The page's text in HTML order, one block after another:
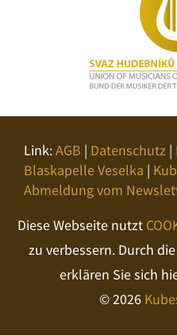
Link:AGB | Datenschutz |
Blaskapelle Veselka |
Abmeldung vom
Diese Webseite nutzt
zu verbessern. Durch
erklären Sie sich
© 2026